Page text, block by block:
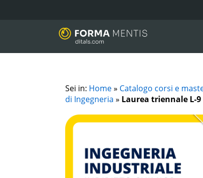
Sei in: Home» Catalogo corsi e
di Ingegneria » Laurea triennale L-